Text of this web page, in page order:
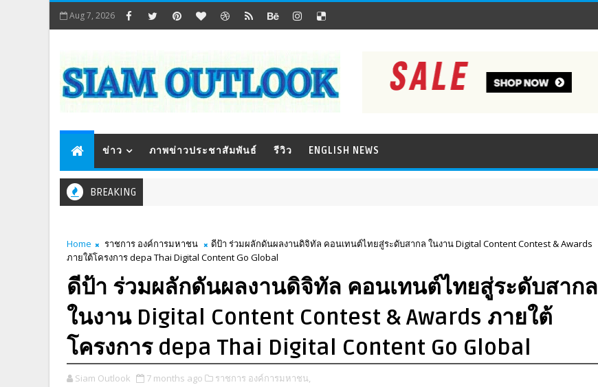
Aug 7, 2026
ข่าว ภาพข่าวประชาสัมพันธ์ รีวิว ENGLISH NEWS
BREAKING
Home ราชการ องค์การมหาชน
ดีป้า ร่วมผลักดันผลงานดิจิทัล คอนเทนต์ไทยสู่ระดับสากล ในงาน Digital Content Contest & Awards
ภายใต้โครงการ depa Thai Digital Content Go Global
ดีป้า ร่วมผลักดันผลงานดิจิทัล คอนเทนต์ไทยสู่ระดับสากล
ในงาน Digital Content Contest & Awards ภายใต้
โครงการ depa Thai Digital Content Go Global
Siam Outlook 7 months ago ราชการ องค์การมหาชน,